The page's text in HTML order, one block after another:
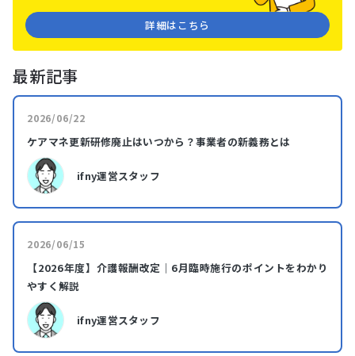
詳細はこちら
最新記事
2026/06/22
ケアマネ更新研修廃止はいつから？事業者の新義務とは
ifny運営スタッフ
2026/06/15
【2026年度】介護報酬改定｜6月臨時施行のポイントをわかり
やすく解説
ifny運営スタッフ